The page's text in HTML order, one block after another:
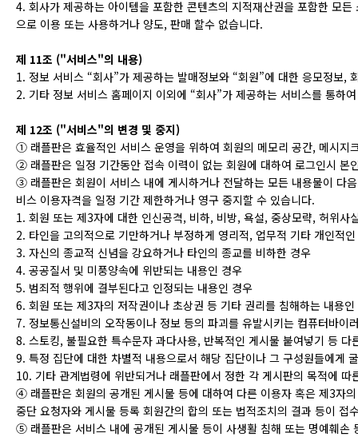
4. 회사가 제공하는 아이템을 포함한 콘텐츠의 지적재산권을 포함한 모
으로 이용 또는 사용하거나 양도, 판매 할수 없습니다.
제 11조 ("서비스"의 내용)
1. 정보 서비스 “회사”가 제공하는 발매정보와 “회원”에 대한 응모정보,
2. 기타 정보 서비스 홈페이지 이외에 “회사”가 제공하는 서비스를 통하
제 12조 ("서비스"의 변경 및 중지)
① 래플판은 효율적인 서비스 운영을 위하여 회원의 메모리 공간, 메시지
② 래플판은 일정 기간동안 접속 이력이 없는 회원에 대하여 로그인시 본
③ 래플판은 회원이 서비스 내에 게시하거나 전달하는 모든 내용물이 다
비스 이용자격을 일정 기간 제한하거나 영구 중지할 수 있습니다.
1. 회원 또는 제3자에 대한 인신공격, 비하, 비방, 욕설, 중상모략, 허위사
2. 타인을 고의적으로 기만하거나 부정하게 영리적, 업무적 기타 개인적
3. 자신의 종교적 신념을 강요하거나 타인의 종교를 비하한 경우
4. 공공질서 및 미풍양속에 위반되는 내용인 경우
5. 범죄적 행위에 결부된다고 인정되는 내용인 경우
6. 회원 또는 제3자의 저작권이나 초상권 등 기타 권리를 침해하는 내용인
7. 정보통신설비의 오작동이나 정보 등의 파괴를 유발시키는 컴퓨터바이
8. 스토킹, 불필요한 특수문자 과다사용, 반복적인 게시물 붙여넣기 등 다
9. 특정 집단에 대한 차별적 내용으로서 해당 집단이나 그 구성원들에게
10. 기타 관계법령에 위반되거나 래플판에서 정한 각 게시판의 목적에 따
④ 래플판은 회원의 공개된 게시물 등에 대하여 다른 이용자 혹은 제3자
중단 요청자와 게시물 등록 회원간의 합의 또는 법적조치의 결과 등이 접
⑤ 래플판은 서비스 내에 공개된 게시물 등이 사생활 침해 또는 명예훼손